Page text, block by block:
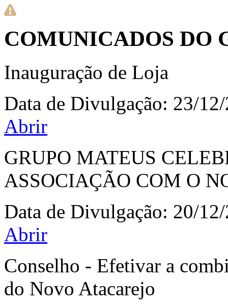
COMUNICADOS DO
Inauguração de Loja
Data de Divulgação: 23/
Abrir
GRUPO MATEUS
ASSOCIAÇÃO COM O
Data de Divulgação: 20/
Abrir
Conselho - Efetivar a
do Novo Atacarejo